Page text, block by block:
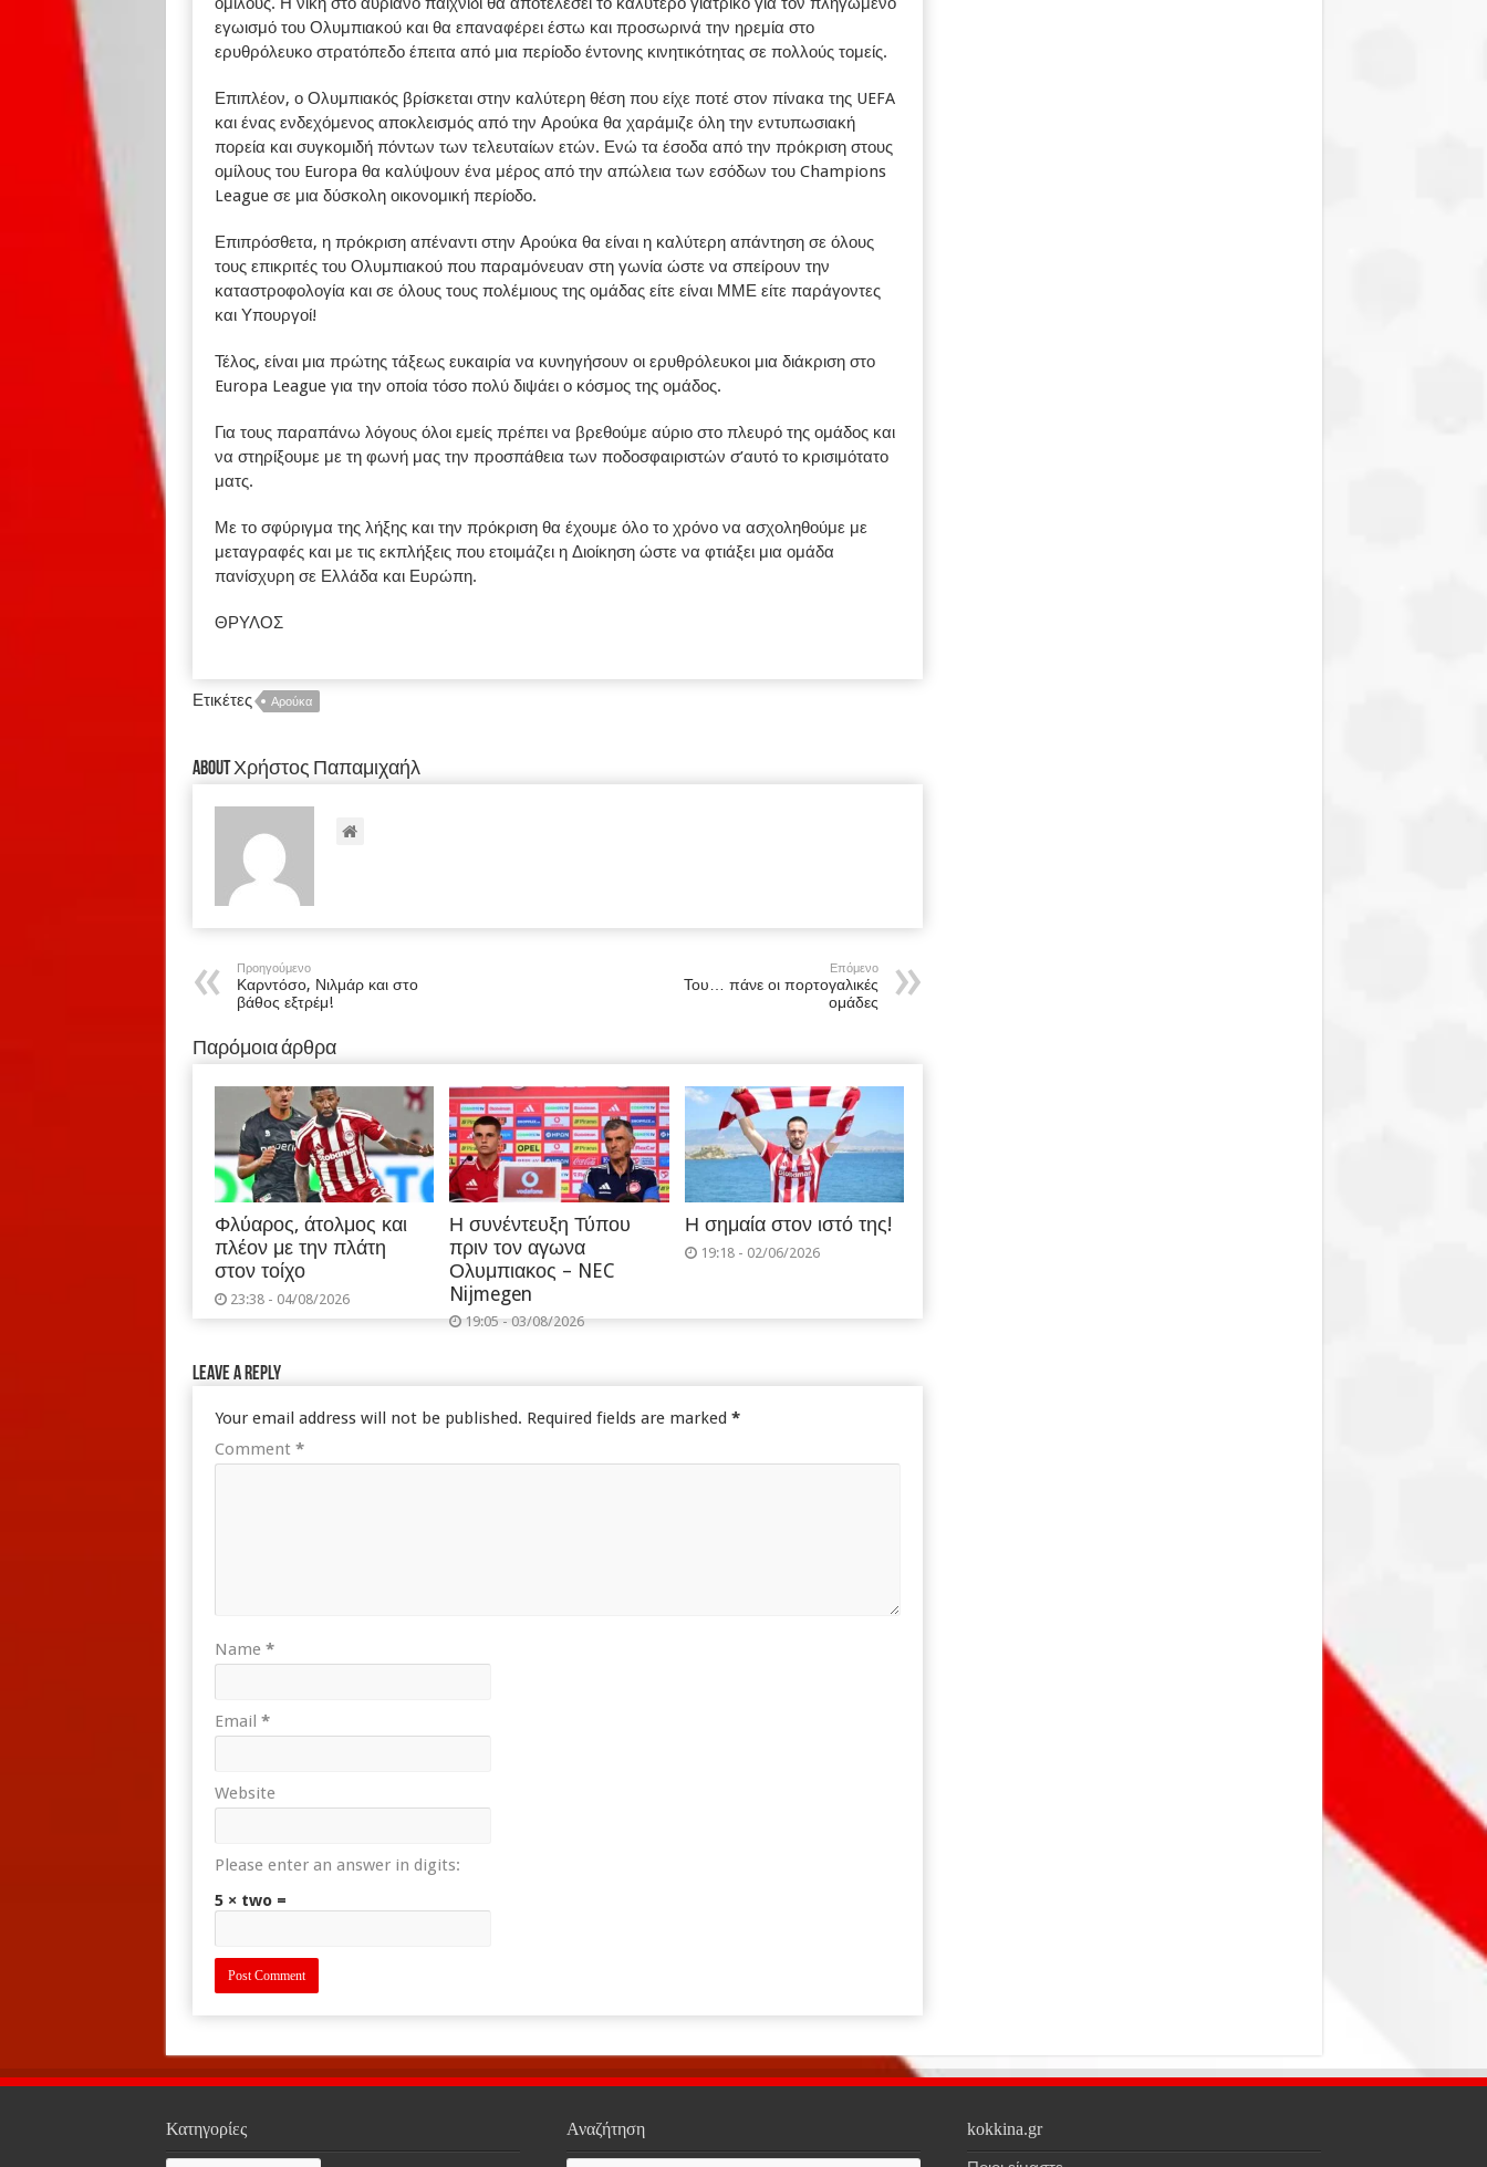
εγωισμό του Ολυμπιακού και θα επαναφέρει έστω και προσωρινά την ηρεμία στο
ερυθρόλευκο στρατόπεδο έπειτα από μια περίοδο έντονης κινητικότητας σε πολλούς τομείς.
Επιπλέον, ο Ολυμπιακός βρίσκεται στην καλύτερη θέση που είχε ποτέ στον πίνακα της UEFA
και ένας ενδεχόμενος αποκλεισμός από την Αρούκα θα χαράμιζε όλη την εντυπωσιακή
πορεία και συγκομιδή πόντων των τελευταίων ετών. Ενώ τα έσοδα από την πρόκριση στους
ομίλους του Europa θα καλύψουν ένα μέρος από την απώλεια των εσόδων του Champions
League σε μια δύσκολη οικονομική περίοδο.
Επιπρόσθετα, η πρόκριση απέναντι στην Αρούκα θα είναι η καλύτερη απάντηση σε όλους
τους επικριτές του Ολυμπιακού που παραμόνευαν στη γωνία ώστε να σπείρουν την
καταστροφολογία και σε όλους τους πολέμιους της ομάδας είτε είναι ΜΜΕ είτε παράγοντες
και Υπουργοί!
Τέλος, είναι μια πρώτης τάξεως ευκαιρία να κυνηγήσουν οι ερυθρόλευκοι μια διάκριση στο
Europa League για την οποία τόσο πολύ διψάει ο κόσμος της ομάδος.
Για τους παραπάνω λόγους όλοι εμείς πρέπει να βρεθούμε αύριο στο πλευρό της ομάδος και
να στηρίξουμε με τη φωνή μας την προσπάθεια των ποδοσφαιριστών σ’αυτό το κρισιμότατο
ματς.
Με το σφύριγμα της λήξης και την πρόκριση θα έχουμε όλο το χρόνο να ασχοληθούμε με
μεταγραφές και με τις εκπλήξεις που ετοιμάζει η Διοίκηση ώστε να φτιάξει μια ομάδα
πανίσχυρη σε Ελλάδα και Ευρώπη.
ΘΡΥΛΟΣ
Ετικέτες Αρούκα
About Χρήστος Παπαμιχαήλ
Προηγούμενο
Καρντόσο, Νιλμάρ και στο
βάθος εξτρέμ!
Επόμενο
Του… πάνε οι πορτογαλικές
ομάδες
Παρόμοια άρθρα
Φλύαρος, άτολμος και
πλέον με την πλάτη
στον τοίχο
23:38 - 04/08/2026
Η συνέντευξη Τύπου
πριν τον αγωνα
Ολυμπιακος – NEC
Nijmegen
19:05 - 03/08/2026
Η σημαία στον ιστό της!
19:18 - 02/06/2026
Leave a Reply
Your email address will not be published. Required fields are marked *
Comment *
Name *
Email *
Website
Please enter an answer in digits:
5 × two =
Κατηγορίες Αναζήτηση kokkina.gr